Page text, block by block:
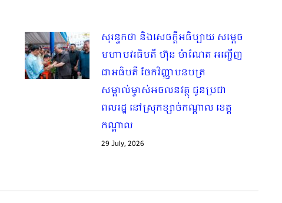
សុរន្ទកថា និងសេចក្ដីអធិប្បាយ សម្ដេច
មហាបវរធិបតី ហ៊ុន ម៉ាណែត អញ្ជើញ
ជាអធិបតី ចែកវិញ្ញាបនបត្រ
សម្គាល់ម្ចាស់អចលនវត្ថុ ជូនប្រជា
ពលរដ្ឋ នៅស្រុកខ្សាច់កណ្តាល ខេត្ត
កណ្តាល
29 July, 2026